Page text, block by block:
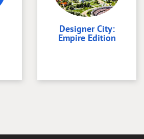
Designer City:
Empire Edition